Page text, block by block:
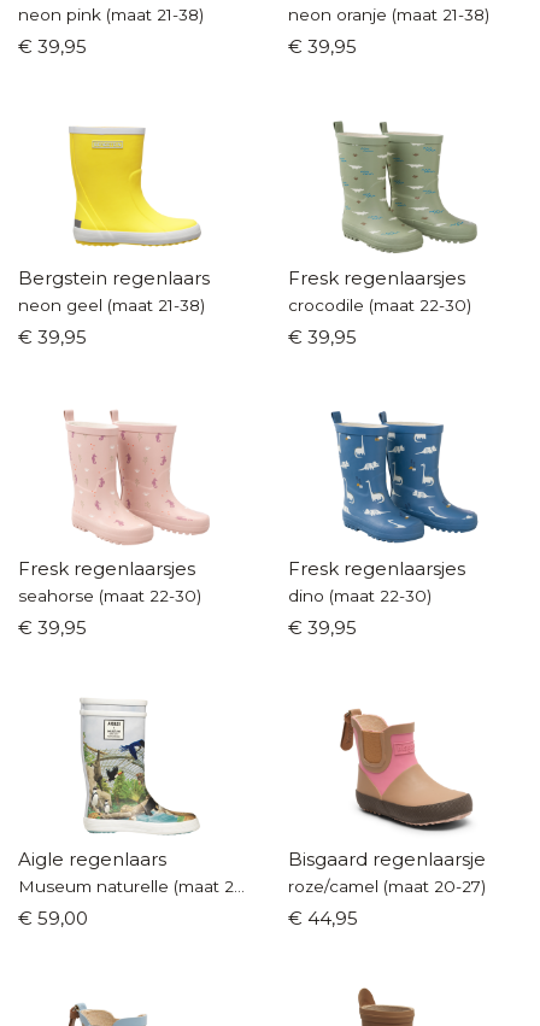
neon pink (maat 21-38)
€ 39,95
neon oranje (maat 21-38)
€ 39,95
Bergstein regenlaars
neon geel (maat 21-38)
€ 39,95
Fresk regenlaarsjes
crocodile (maat 22-30)
€ 39,95
Fresk regenlaarsjes
seahorse (maat 22-30)
€ 39,95
Fresk regenlaarsjes
dino (maat 22-30)
€ 39,95
Aigle regenlaars
€ 59,00
Bisgaard regenlaarsje
roze/camel (maat 20-27)
€ 44,95